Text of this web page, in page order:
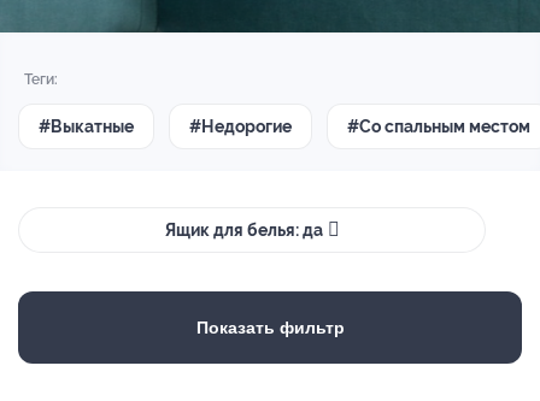
Теги:
#Выкатные #Недорогие #Со спальным местом
Ящик для белья: да
Показать фильтр